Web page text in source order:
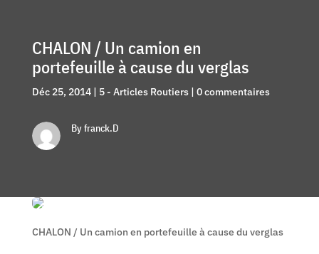
CHALON / Un camion en
portefeuille à cause du verglas
Déc 25, 2014| 5 - Articles Routiers| 0 commentaires
By franck.D
CHALON / Un camion en portefeuille à cause du verglas